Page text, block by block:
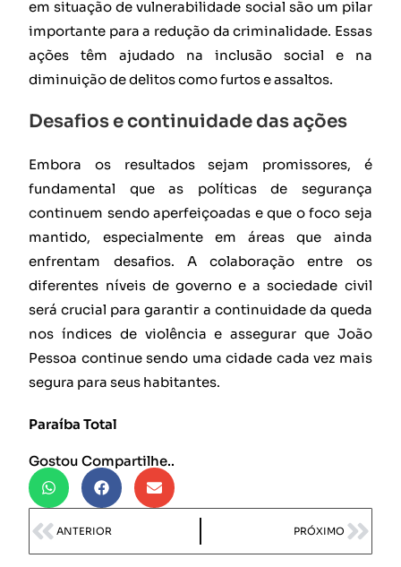
em situação de vulnerabilidade social são um pilar
importante para a redução da criminalidade. Essas
ações têm ajudado na inclusão social e na
diminuição de delitos como furtos e assaltos.
Desafios e continuidade das ações
Embora os resultados sejam promissores, é
fundamental que as políticas de segurança
continuem sendo aperfeiçoadas e que o foco seja
mantido, especialmente em áreas que ainda
enfrentam desafios. A colaboração entre os
diferentes níveis de governo e a sociedade civil
será crucial para garantir a continuidade da queda
nos índices de violência e assegurar que João
Pessoa continue sendo uma cidade cada vez mais
segura para seus habitantes.
Paraíba Total
Gostou Compartilhe..
ANTERIOR PRÓXIMO